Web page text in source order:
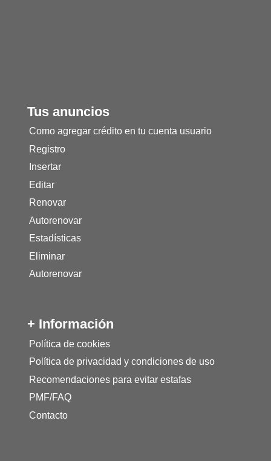
Tus anuncios
Como agregar crédito en tu cuenta usuario
Registro
Insertar
Editar
Renovar
Autorenovar
Estadísticas
Eliminar
Autorenovar
+ Información
Política de cookies
Política de privacidad y condiciones de uso
Recomendaciones para evitar estafas
PMF/FAQ
Contacto